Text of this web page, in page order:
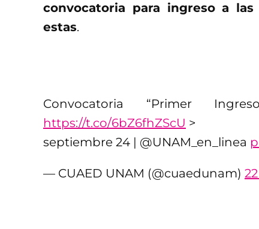
convocatoria para ingreso a
estas.
Convocatoria “Primer
https://t.co/6bZ6fhZScU >
septiembre 24 | @UNAM_en_linea
— CUAED UNAM (@cuaedunam)